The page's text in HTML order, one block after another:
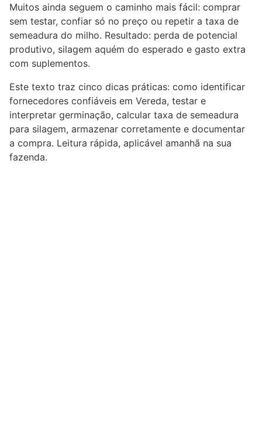
Muitos ainda seguem o caminho mais fácil: comprar
sem testar, confiar só no preço ou repetir a taxa de
semeadura do milho. Resultado: perda de potencial
produtivo, silagem aquém do esperado e gasto extra
com suplementos.
Este texto traz cinco dicas práticas: como identificar
fornecedores confiáveis em Vereda, testar e
interpretar germinação, calcular taxa de semeadura
para silagem, armazenar corretamente e documentar
a compra. Leitura rápida, aplicável amanhã na sua
fazenda.